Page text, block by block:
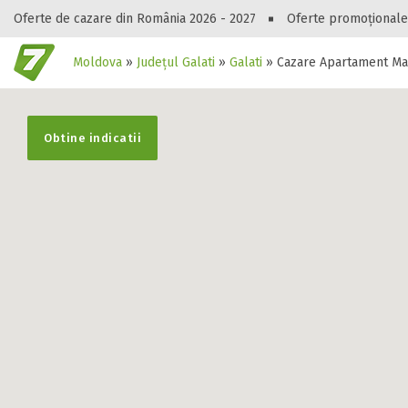
Oferte de cazare din România 2026 - 2027 Oferte promoționale
Moldova » Județul Galati » Galati » Cazare Apartament
Gasești
Obtine indicatii